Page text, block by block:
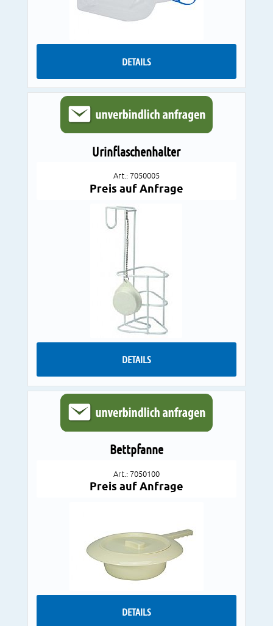
DETAILS
Urinflaschenhalter
Art.: 7050005
Preis auf Anfrage
DETAILS
Bettpfanne
Art.: 7050100
Preis auf Anfrage
DETAILS